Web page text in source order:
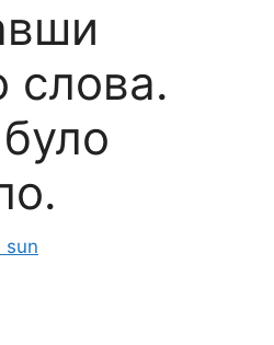
слова.
sun